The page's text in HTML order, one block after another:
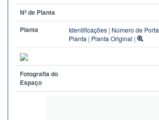
Nº de Planta
Planta
Identificações | Número de Porta
Planta | Planta Original |
Fotografia do
Espaço